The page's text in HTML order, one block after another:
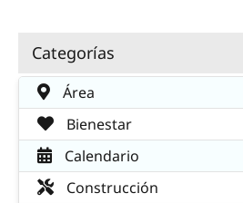
Categorías
Área
Bienestar
Calendario
Construcción